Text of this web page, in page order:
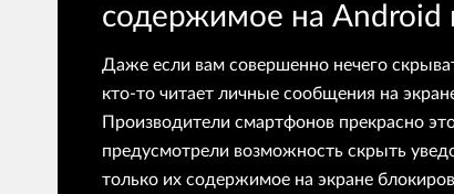
содержимое на Android
Даже если вам совершенно нечего
кто-то читает личные сообщения на
Производители смартфонов прекрасно
предусмотрели возможность скрыть
только их содержимое на экране